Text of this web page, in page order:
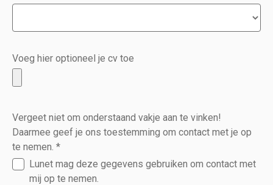
Voeg hier optioneel je cv toe
Vergeet niet om onderstaand vakje aan te vinken!
Daarmee geef je ons toestemming om contact met je op
te nemen. *
Lunet mag deze gegevens gebruiken om contact met
mij op te nemen.